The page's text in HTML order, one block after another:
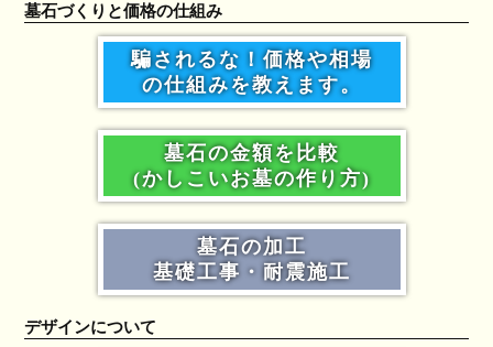
墓石づくりと価格の仕組み
騙されるな！価格や相場
の仕組みを教えます。
墓石の金額を比較
(かしこいお墓の作り方)
墓石の加工
基礎工事・耐震施工
デザインについて